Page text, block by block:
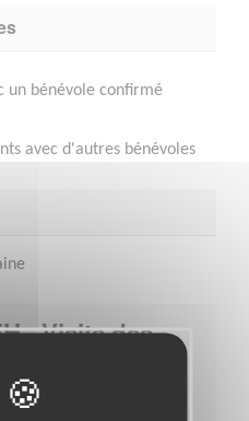
un bénévole confirmé
avec d'autres bénévoles
- Visite des